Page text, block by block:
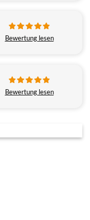
Bewertung lesen
Bewertung lesen